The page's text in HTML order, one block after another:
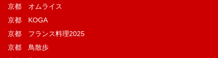
京都 オムライス
京都 KOGA
京都 フランス料理2025
京都 鳥散歩